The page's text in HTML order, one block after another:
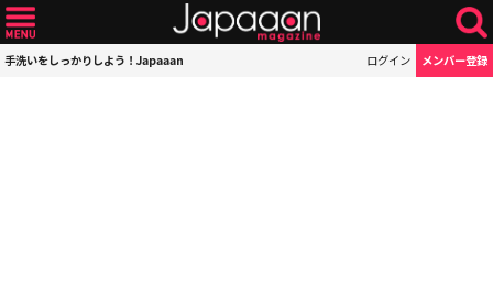
手洗いをしっかりしよう！Japaaan ログイン メンバー登録